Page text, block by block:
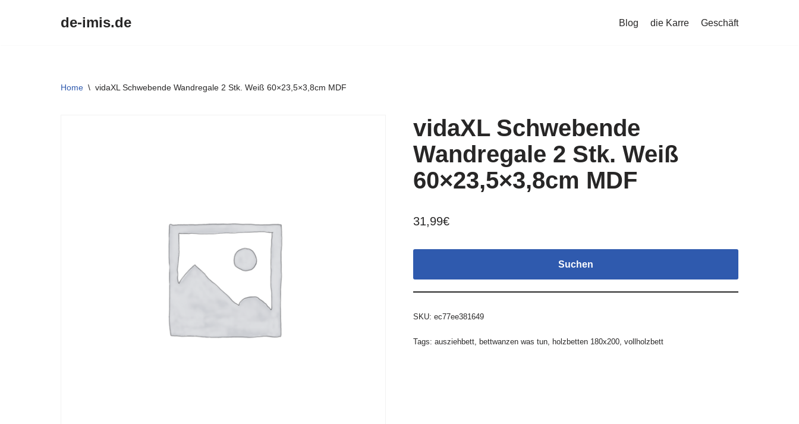
de-imis.de Blog die Karre Geschäft
Home \ vidaXL Schwebende Wandregale 2 Stk. Weiß 60×23,5×3,8cm MDF
vidaXL Schwebende
Wandregale 2 Stk. Weiß
60×23,5×3,8cm MDF
31,99€
Suchen
SKU: ec77ee381649
Tags: ausziehbett, bettwanzen was tun, holzbetten 180x200, vollholzbett